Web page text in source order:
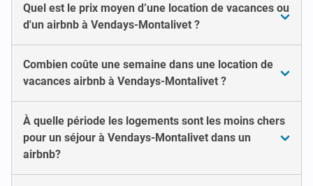
Quel est le prix moyen d’une location de vacances ou
d'un airbnb à Vendays-Montalivet ?
Combien coûte une semaine dans une location de
vacances airbnb à Vendays-Montalivet ?
À quelle période les logements sont les moins chers
pour un séjour à Vendays-Montalivet dans un
airbnb?